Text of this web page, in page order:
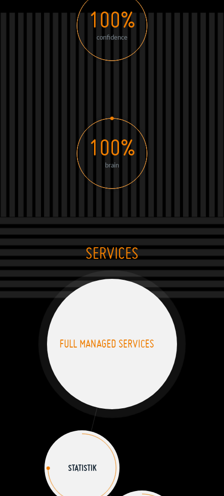
100%
confidence
100%
brain
SERVICES
STATISTIK
FULL MANAGED SERVICES